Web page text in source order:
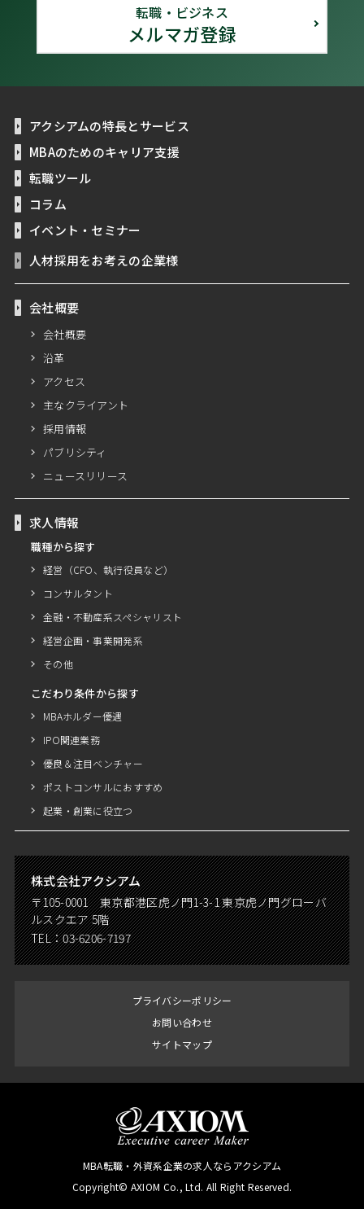
転職・ビジネス
メルマガ登録
アクシアムの特長とサービス
MBAのためのキャリア支援
転職ツール
コラム
イベント・セミナー
人材採用をお考えの企業様
会社概要
会社概要
沿革
アクセス
主なクライアント
採用情報
パブリシティ
ニュースリリース
求人情報
職種から探す
経営（CFO、執行役員など）
コンサルタント
金融・不動産系スペシャリスト
経営企画・事業開発系
その他
こだわり条件から探す
MBAホルダー優遇
IPO関連業務
優良＆注目ベンチャー
ポストコンサルにおすすめ
起業・創業に役立つ
株式会社アクシアム
〒105-0001 東京都港区虎ノ門1-3-1 東京虎ノ門グローバ
ルスクエア 5階
TEL：03-6206-7197
プライバシーポリシー
お問い合わせ
サイトマップ
MBA転職・外資系企業の求人ならアクシアム
Copyright© AXIOM Co., Ltd. All Right Reserved.